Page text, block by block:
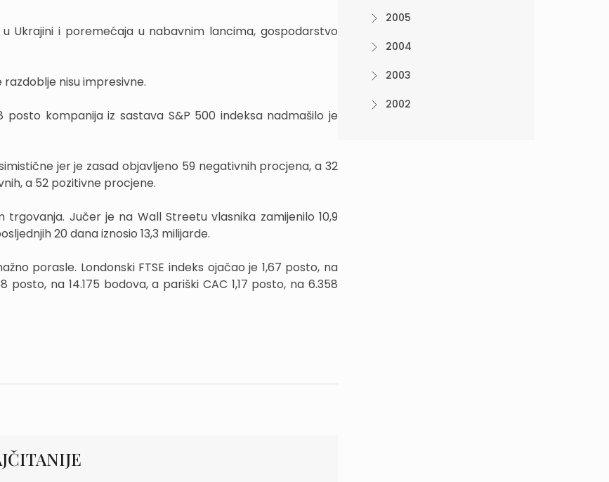
Ukrajini i poremećaja u nabavnim lancima, gospodarstvo
nisu impresivne.
kompanija iz sastava S&P 500 indeksa nadmašilo je
jer je zasad objavljeno 59 negativnih procjena, a 32
a 52 pozitivne procjene.
Jučer je na Wall Streetu vlasnika zamijenilo 10,9
20 dana iznosio 13,3 milijarde.
porasle. Londonski FTSE indeks ojačao je 1,67 posto, na
na 14.175 bodova, a pariški CAC 1,17 posto, na 6.358
2005
2004
2003
2002